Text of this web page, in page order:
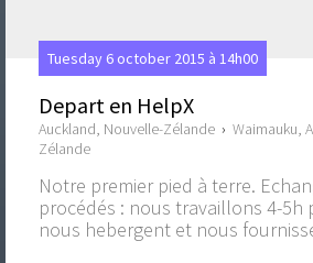
Tuesday 6 october 2015 à 14h00
Depart en HelpX
Auckland, Nouvelle-Zélande › Waimauku,
Zélande
Notre premier pied à terre.
procédés : nous travaillons 4-5h
nous hebergent et nous